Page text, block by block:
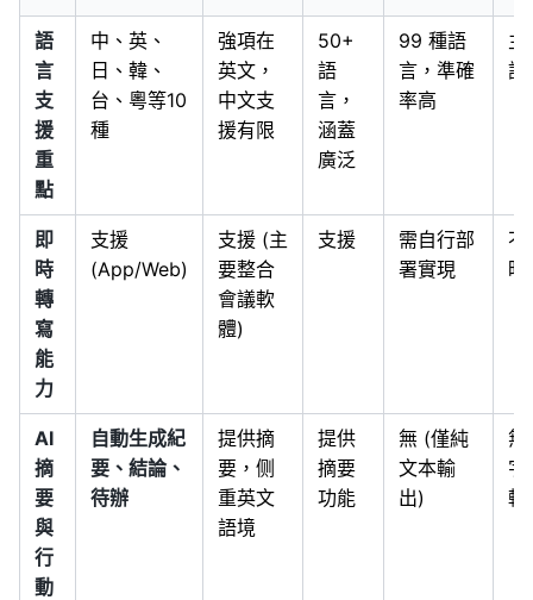
語
言
支
援
重
點
中、英、
日、韓、
台、粵等10
種
強項在
英文，
中文支
援有限
50+
語
言，
涵蓋
廣泛
99 種語
言，準確
率高
主
語
即
時
轉
寫
能
力
支援
(App/Web)
支援 (主
要整合
會議軟
體)
支援
需自行部
署實現
不
時
AI
摘
要
與
行
動
自動生成紀
要、結論、
待辦
提供摘
要，侧
重英文
語境
提供
摘要
功能
無 (僅純
文本輸
出)
無
字
軸)